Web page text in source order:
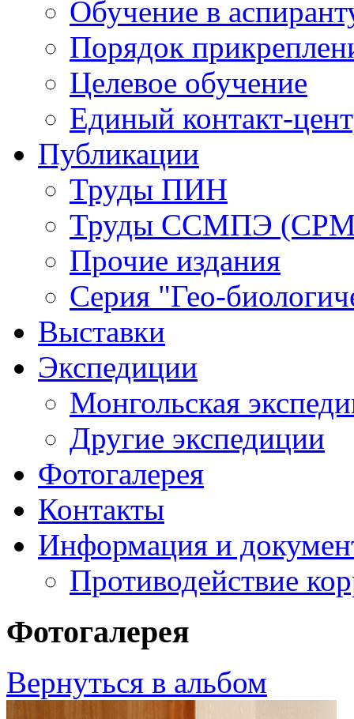
Обучение в
Порядок
Целевое обучение
Единый контакт-
Публикации
Труды ПИН
Труды ССМПЭ
Прочие издания
Серия "Гео-
Выставки
Экспедиции
Монгольская
Другие экспедиции
Фотогалерея
Контакты
Информация и
Противодействие
Фотогалерея
Вернуться в альбом